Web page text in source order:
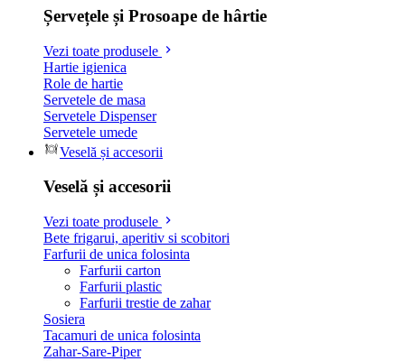
Șervețele și Prosoape de hârtie
Vezi toate produsele
Hartie igienica
Role de hartie
Servetele de masa
Servetele Dispenser
Servetele umede
Veselă și accesorii
Veselă și accesorii
Vezi toate produsele
Bete frigarui, aperitiv si scobitori
Farfurii de unica folosinta
Farfurii carton
Farfurii plastic
Farfurii trestie de zahar
Sosiera
Tacamuri de unica folosinta
Zahar-Sare-Piper